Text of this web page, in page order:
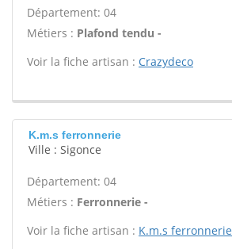
Département: 04
Métiers : Plafond tendu -
Voir la fiche artisan : Crazydeco
K.m.s ferronnerie
Ville : Sigonce
Département: 04
Métiers : Ferronnerie -
Voir la fiche artisan : K.m.s ferronnerie